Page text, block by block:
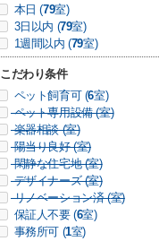
本日 (79室)
3日以内 (79室)
1週間以内 (79室)
こだわり条件
ペット飼育可 (6室)
ペット専用設備 (室)
楽器相談 (室)
陽当り良好 (室)
閑静な住宅地 (室)
デザイナーズ (室)
リノベーション済 (室)
保証人不要 (6室)
事務所可 (1室)